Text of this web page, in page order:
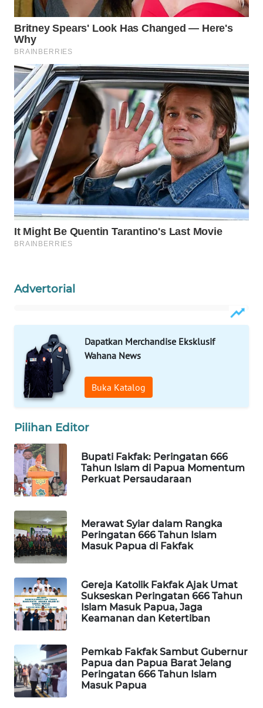
Advertorial
Dapatkan Merchandise Eksklusif
Wahana News
Buka Katalog
Pilihan Editor
Bupati Fakfak: Peringatan 666
Tahun Islam di Papua Momentum
Perkuat Persaudaraan
Merawat Syiar dalam Rangka
Peringatan 666 Tahun Islam
Masuk Papua di Fakfak
Gereja Katolik Fakfak Ajak Umat
Sukseskan Peringatan 666 Tahun
Islam Masuk Papua, Jaga
Keamanan dan Ketertiban
Pemkab Fakfak Sambut Gubernur
Papua dan Papua Barat Jelang
Peringatan 666 Tahun Islam
Masuk Papua
WAHANA
SELEB
WAHANA
PERSONA
WAHANA
OTOMOTIF
WAHANA
HEALTH
WAHANA
DESA
WISATA
KONSUMEN
LISTRIK
MASYARAKAT
KELISTRIKAN
WALINKI
ID
MAWAKA
ID
MARTABAT
NET
PLN
MKLI
LKKI
KOPEKLIN